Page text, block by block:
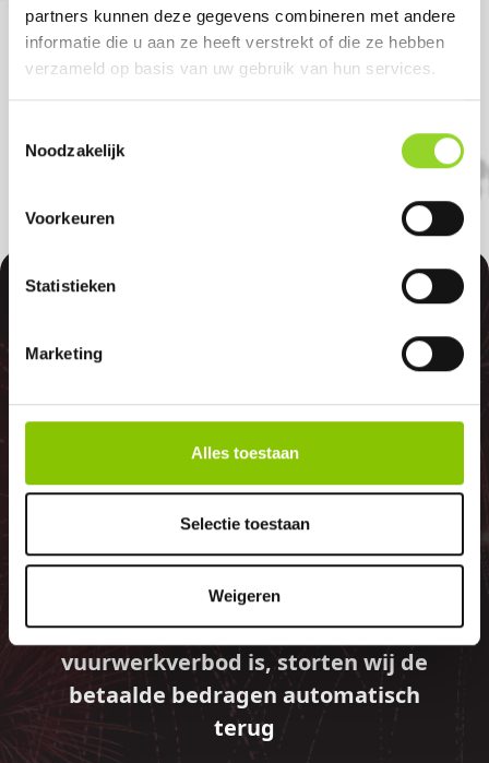
partners kunnen deze gegevens combineren met andere
informatie die u aan ze heeft verstrekt of die ze hebben
verzameld op basis van uw gebruik van hun services.
Noodzakelijk
Voorkeuren
Statistieken
Marketing
Alles toestaan
Selectie toestaan
Weigeren
Factory in Hoofddorp. U bent van harte
welkom! U bent uiteraard ook welkom als
u uit Aalsmeerderbrug, Badhoevedorp of
100%
GELD TERUG
GARANTIE
Indien er in 2026 weer een landelijk
vuurwerkverbod is, storten wij de
betaalde bedragen automatisch
terug